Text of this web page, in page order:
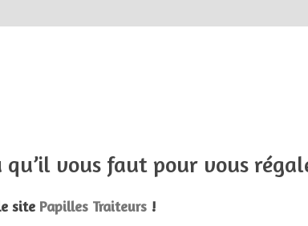
vous faut pour vous
sitePapilles Traiteurs!